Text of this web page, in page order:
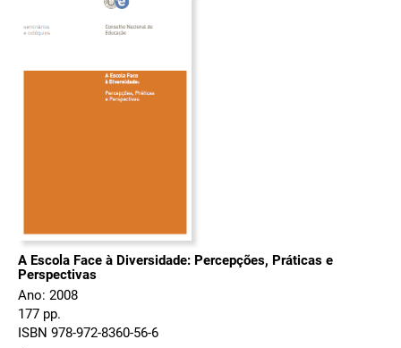
A Escola Face à Diversidade: Percepções, Práticas e
Perspectivas
Ano: 2008
177 pp.
ISBN 978-972-8360-56-6